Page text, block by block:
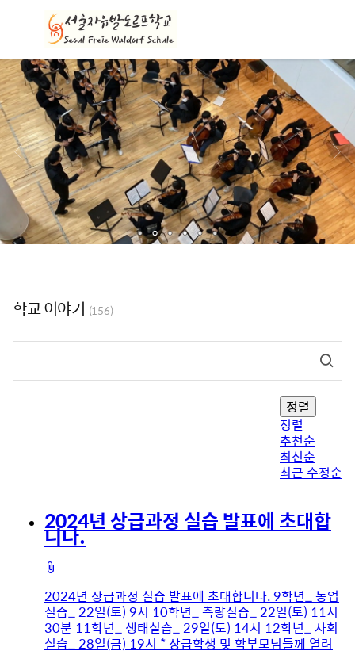
뉴
학교 이야기 (156)
정렬
정렬
추천순
최신순
최근 수정순
2024년 상급과정 실습 발표에 초대합
니다.
파
일
2024년 상급과정 실습 발표에 초대합니다. 9학년_ 농업
실습_ 22일(토) 9시 10학년_ 측량실습_ 22일(토) 11시
30분 11학년_ 생태실습_ 29일(토) 14시 12학년_ 사회
실습_ 28일(금) 19시 * 상급학생 및 학부모님들께 열려